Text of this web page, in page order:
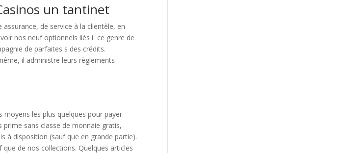
un tantinet
de service à la clientèle, en
nos neuf optionnels liés í ce genre de
de parfaites s des crédits.
il administre leurs règlements
moyens les plus quelques pour payer
prime sans classe de monnaie gratis,
à disposition (sauf que en grande partie).
de nos collections. Quelques articles